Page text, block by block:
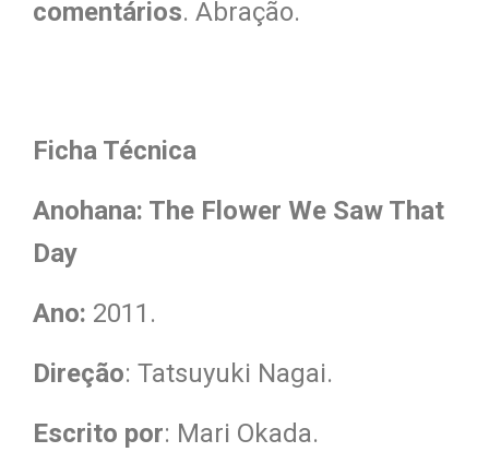
comentários. Abração.
Ficha Técnica
Anohana: The Flower We Saw That
Day
Ano: 2011.
Direção: Tatsuyuki Nagai.
Escrito por: Mari Okada.